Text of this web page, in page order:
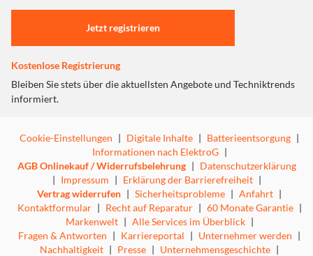
Einstellungen anpassen
Jetzt registrieren
Kostenlose Registrierung
Bleiben Sie stets über die aktuellsten Angebote und Techniktrends
informiert.
Cookie-Einstellungen | Digitale Inhalte | Batterieentsorgung |
Informationen nach ElektroG |
AGB Onlinekauf / Widerrufsbelehrung | Datenschutzerklärung
| Impressum | Erklärung der Barrierefreiheit |
Vertrag widerrufen | Sicherheitsprobleme | Anfahrt |
Kontaktformular | Recht auf Reparatur | 60 Monate Garantie |
Markenwelt | Alle Services im Überblick |
Fragen & Antworten | Karriereportal | Unternehmer werden |
Nachhaltigkeit | Presse | Unternehmensgeschichte |